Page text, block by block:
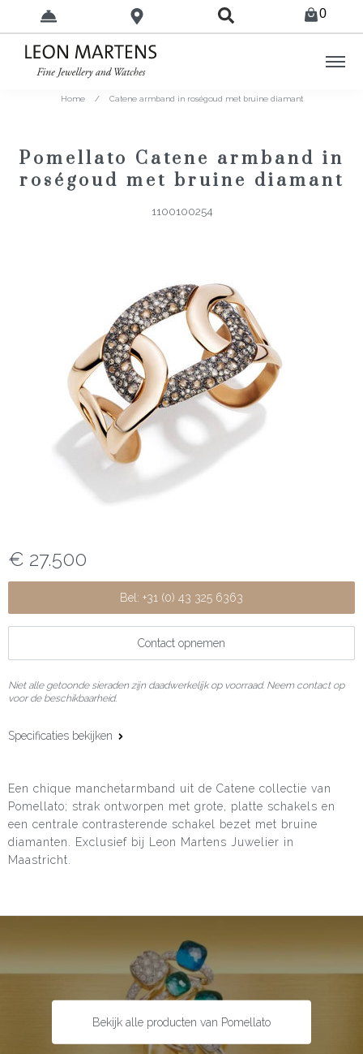
0
Home / Catene armband in roségoud met bruine diamant
Pomellato Catene armband in
roségoud met bruine diamant
1100100254
€ 27.500
Bel: +31 (0) 43 325 6363
Contact opnemen
Niet alle getoonde sieraden zijn daadwerkelijk op voorraad. Neem contact op
voor de beschikbaarheid.
Specificaties bekijken
Materiaal:
18 karaat roségoud
Edelsteen:
Bruine diamant
Steengewicht:
5.17 ct
Een chique manchetarmband uit de Catene collectie van
Pomellato; strak ontworpen met grote, platte schakels en
een centrale contrasterende schakel bezet met bruine
diamanten. Exclusief bij Leon Martens Juwelier in
Maastricht.
Bekijk alle producten van Pomellato